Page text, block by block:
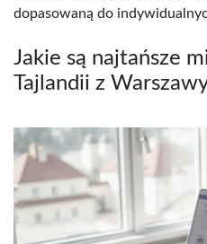
dopasowaną do
Jakie są najtańsze
Tajlandii z